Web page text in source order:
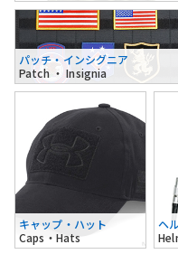
パッチ・インシグニア
Patch ・ Insignia
キャップ・ハット
Caps・Hats
ヘ